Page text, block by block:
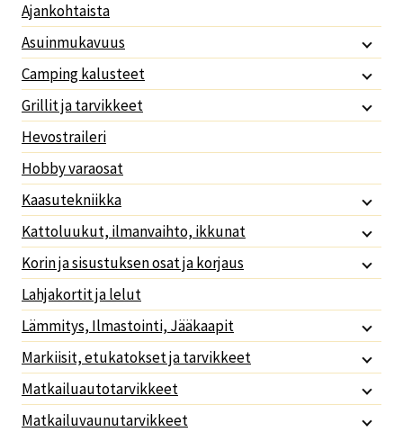
Ajankohtaista
Asuinmukavuus
Camping kalusteet
Grillit ja tarvikkeet
Hevostraileri
Hobby varaosat
Kaasutekniikka
Kattoluukut, ilmanvaihto, ikkunat
Korin ja sisustuksen osat ja korjaus
Lahjakortit ja lelut
Lämmitys, Ilmastointi, Jääkaapit
Markiisit, etukatokset ja tarvikkeet
Matkailuautotarvikkeet
Matkailuvaunutarvikkeet